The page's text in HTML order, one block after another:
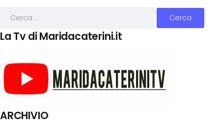
La Tv di Maridacaterini.it
ARCHIVIO